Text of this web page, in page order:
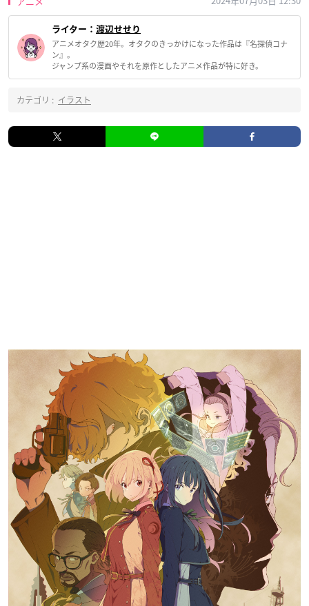
ライター： 渡辺せせり
アニメオタク歴20年。オタクのきっかけになった作品は『名探偵コナ
ン』。
ジャンプ系の漫画やそれを原作としたアニメ作品が特に好き。
カテゴリ : イラスト